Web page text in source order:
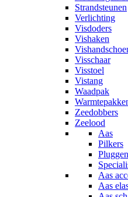
Strandsteunen
Verlichting
Visdoders
Vishaken
Visschaar
Visstoel
Vistang
Waadpak
Zeedobbers
Zeelood
Aas
Pilkers
Pluggen
Aas
Aas